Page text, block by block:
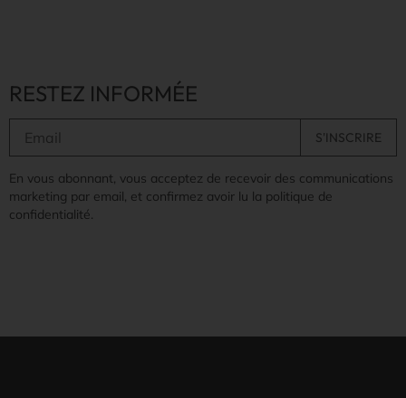
RESTEZ INFORMÉE
En vous abonnant, vous acceptez de recevoir des communications
marketing par email, et confirmez avoir lu la politique de
confidentialité.